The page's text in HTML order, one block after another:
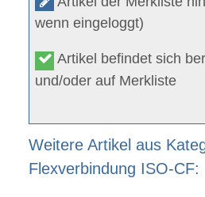
wenn eingeloggt)
Artikel befindet sich
und/oder auf Merkliste
Weitere Artikel aus
Flexverbindung ISO-CF: